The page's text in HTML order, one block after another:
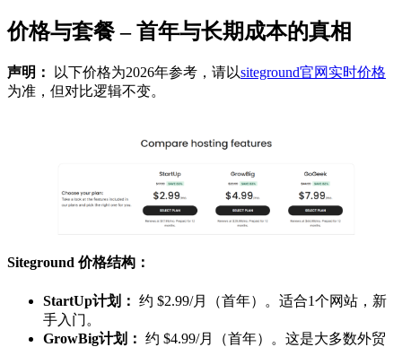
价格与套餐 – 首年与长期成本的真相
声明： 以下价格为2026年参考，请以siteground官网实时价格
为准，但对比逻辑不变。
Siteground 价格结构：
StartUp计划： 约 $2.99/月（首年）。适合1个网站，新
手入门。
GrowBig计划： 约 $4.99/月（首年）。这是大多数外贸